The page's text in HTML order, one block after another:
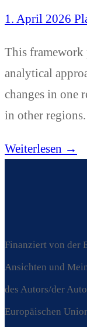
1. April 2026
This framework
analytical
changes in one
in other
Weiterlesen →
Finanziert von der
Ansichten und
des Autors/der
Europäischen